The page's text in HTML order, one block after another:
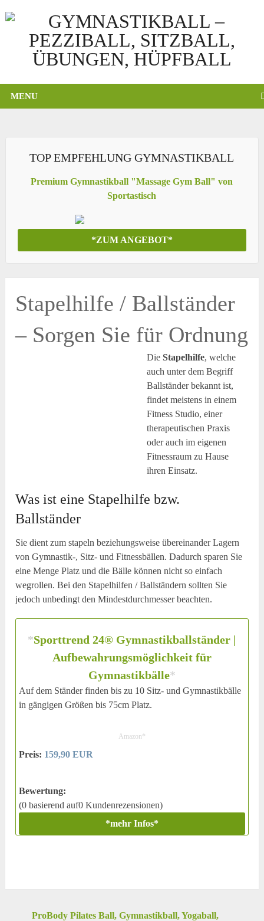
MENU
TOP EMPFEHLUNG GYMNASTIKBALL
Premium Gymnastikball "Massage Gym Ball" von
Sportastisch
*ZUM ANGEBOT*
Stapelhilfe / Ballständer
– Sorgen Sie für Ordnung
DieStapelhilfe, welche
auch unter dem Begriff
Ballständer bekannt ist,
findet meistens in einem
Fitness Studio, einer
therapeutischen Praxis
oder auch im eigenen
Fitnessraum zu Hause
ihren Einsatz.
Was ist eine Stapelhilfe bzw.
Ballständer
Sie dient zum stapeln beziehungsweise übereinander Lagern
von Gymnastik-, Sitz- und Fitnessbällen. Dadurch sparen Sie
eine Menge Platz und die Bälle können nicht so einfach
wegrollen. Bei den Stapelhilfen / Ballständern sollten Sie
jedoch unbedingt den Mindestdurchmesser beachten.
*Sporttrend 24® Gymnastikballständer |
Aufbewahrungsmöglichkeit für
Gymnastikbälle*
Auf dem Ständer finden bis zu 10 Sitz- und Gymnastikbälle
in gängigen Größen bis 75cm Platz.
Amazon*
Preis: 159,90 EUR
Bewertung:
(0 basierend auf0 Kundenrezensionen)
*mehr Infos*
ProBody Pilates Ball, Gymnastikball, Yogaball,